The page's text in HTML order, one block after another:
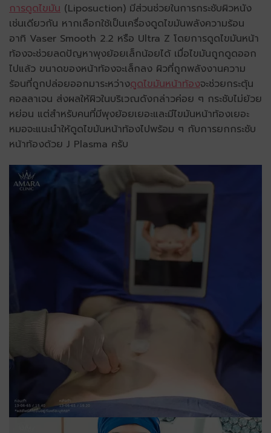
การดูดไขมัน (Liposuction) มีส่วนช่วยในการกระชับผิวหนัง
เช่นเดียวกัน หากเลือกใช้เป็นเครื่องดูดไขมันพลังความร้อน
อาทิ Vaser Smooth 2.2 หรือ Ultra Z โดยการดูดไขมันหน้า
ท้องจะช่วยลดปัญหาพุงย้อยเล็กน้อยได้ เมื่อไขมันถูกดูดออก
ไปแล้ว ขนาดของหน้าท้องจะเล็กลง ผิวที่ถูกพลังงานความ
ร้อนที่ถูกปล่อยออกมาระหว่างดูดไขมันหน้าท้องจะช่วยกระตุ้น
คอลลาเจน ส่งผลให้ผิวในบริเวณดังกล่าวค่อย ๆ กระชับไม่ย้วย
หย่อน แต่สำหรับคนที่มีพุงย้อยเยอะและมีไขมันหน้าท้องเยอะ
หมอจะแนะนำให้ดูดไขมันหน้าท้องไปพร้อม ๆ กับการยกกระชับ
หน้าท้องด้วย J Plasma ครับ